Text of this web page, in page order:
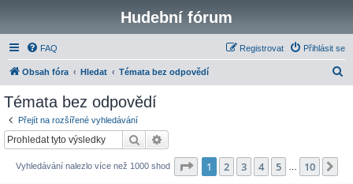
Hudební fórum
FAQ Přihlásit se
Registrovat
Obsah fóra Hledat Témata bez odpovědí
Témata bez odpovědí
Přejít na rozšířené vyhledávání
Hledat
Vyhledávání nalezlo více než 1000 shod Stránka z 10
1 2 3 4 5 10